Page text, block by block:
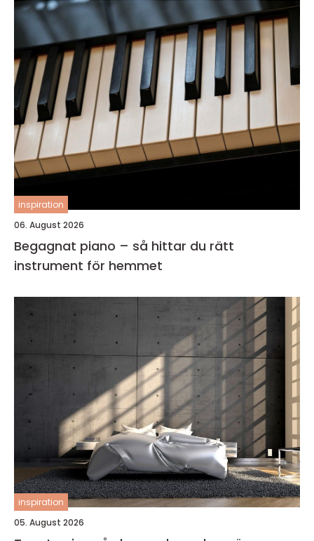
inspiration
06. August 2026
Begagnat piano – så hittar du rätt
instrument för hemmet
inspiration
05. August 2026